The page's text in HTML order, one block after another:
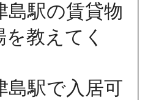
島駅の賃貸物
教えてく
島駅で入居可